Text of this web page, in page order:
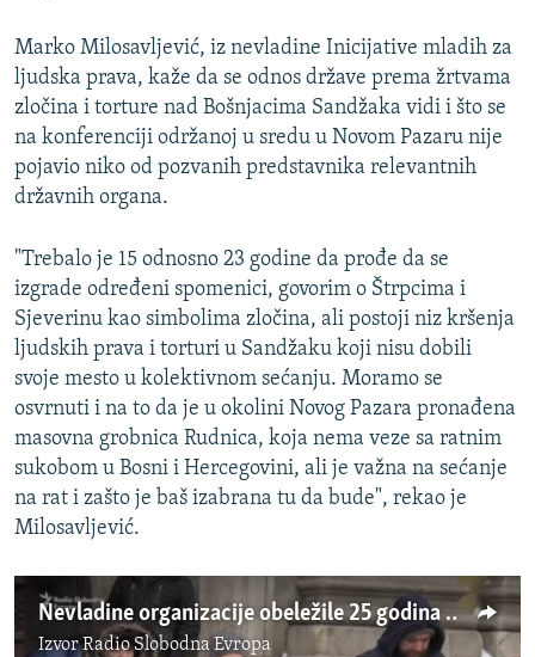
Marko Milosavljević, iz nevladine Inicijative mladih za
ljudska prava, kaže da se odnos države prema žrtvama
zločina i torture nad Bošnjacima Sandžaka vidi i što se
na konferenciji održanoj u sredu u Novom Pazaru nije
pojavio niko od pozvanih predstavnika relevantnih
državnih organa.
"Trebalo je 15 odnosno 23 godine da prođe da se
izgrade određeni spomenici, govorim o Štrpcima i
Sjeverinu kao simbolima zločina, ali postoji niz kršenja
ljudskih prava i torturi u Sandžaku koji nisu dobili
svoje mesto u kolektivnom sećanju. Moramo se
osvrnuti i na to da je u okolini Novog Pazara pronađena
masovna grobnica Rudnica, koja nema veze sa ratnim
sukobom u Bosni i Hercegovini, ali je važna na sećanje
na rat i zašto je baš izabrana tu da bude", rekao je
Milosavljević.
Nevladine organizacije obeležile 25 godina od zločina u Štrpcima
IzvorRadio Slobodna Evropa